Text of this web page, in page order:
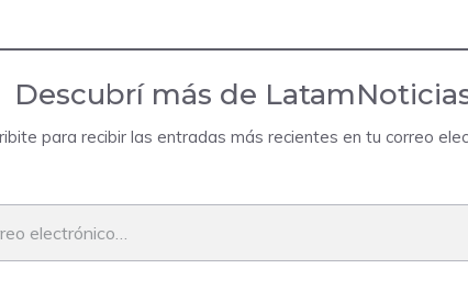
Descubrí más de
para recibir las entradas más recientes en tu correo